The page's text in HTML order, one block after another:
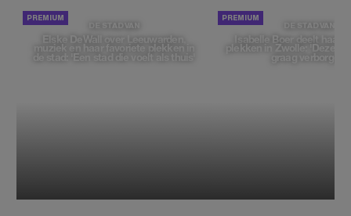
DE STAD VAN
Elske DeWall over Leeuwarden,
muziek en haar favoriete plekken in
de stad: 'Een stad die voelt als thuis'
DE STAD VAN
Isabelle Boer deelt haar
plekken in Zwolle: 'Deze
graag verborgen'